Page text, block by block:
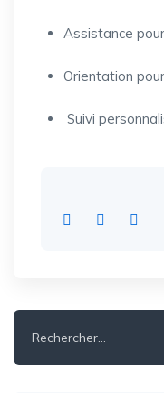
Assistance
Orientation
Suivi